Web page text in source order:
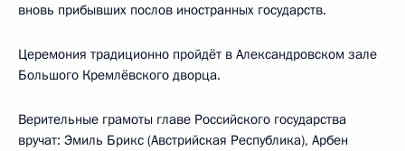
вновь прибывших послов иностранных государств.
Церемония традиционно пройдёт в Александровском зале
Большого Кремлёвского дворца.
Верительные грамоты главе Российского государства
вручат: Эмиль Брикс (Австрийская Республика), Арбен